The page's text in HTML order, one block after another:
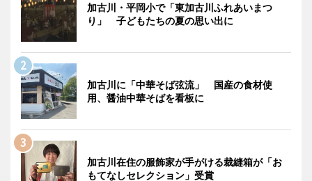
加古川・平岡小で「東加古川ふれあいまつ
り」 子どもたちの夏の思い出に
加古川に「中華そば弦流」 国産の食材使
用、醤油中華そばを看板に
加古川在住の服飾家が手がける裁縫箱が「お
もてなしセレクション」受賞